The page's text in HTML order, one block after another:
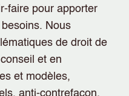
faire pour apporter
Nous
de droit de
et en
et modèles,
anti-contrefaçon.